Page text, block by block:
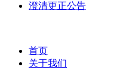
澄清更正公告
首页
关于我们